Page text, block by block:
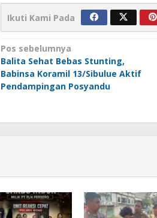
Ikuti Kami Pada
Navigasi
pos
Pos sebelumnya
Balita Sehat Bebas Stunting,
Babinsa Koramil 13/Sibulue Aktif
Pendampingan Posyandu